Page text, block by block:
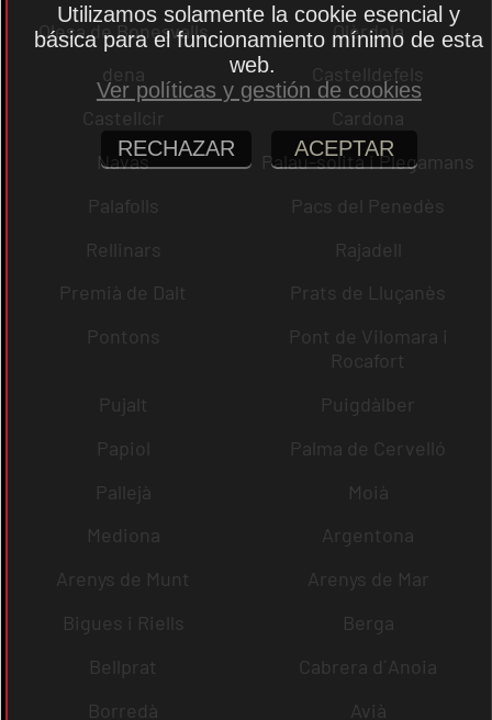
Olesa de Bonesvalls
Olèrdola
dena
Castelldefels
Castellcir
Cardona
Navas
Palau-solità i Plegamans
Palafolls
Pacs del Penedès
Rellinars
Rajadell
Premià de Dalt
Prats de Lluçanès
Pontons
Pont de Vilomara i
Rocafort
Pujalt
Puigdàlber
Papiol
Palma de Cervelló
Pallejà
Moià
Mediona
Argentona
Arenys de Munt
Arenys de Mar
Bigues i Riells
Berga
Bellprat
Cabrera d´Anoia
Borredà
Avià
Utilizamos solamente la cookie esencial y
básica para el funcionamiento mínimo de esta
web.
Ver políticas y gestión de cookies
RECHAZAR ACEPTAR